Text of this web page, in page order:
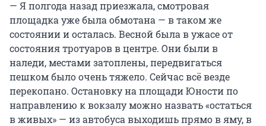
— Я полгода назад приезжала, смотровая
площадка уже была обмотана — в таком же
состоянии и осталась. Весной была в ужасе от
состояния тротуаров в центре. Они были в
наледи, местами затоплены, передвигаться
пешком было очень тяжело. Сейчас всё везде
перекопано. Остановку на площади Юности по
направлению к вокзалу можно назвать «остаться
в живых» — из автобуса выходишь прямо в яму, в